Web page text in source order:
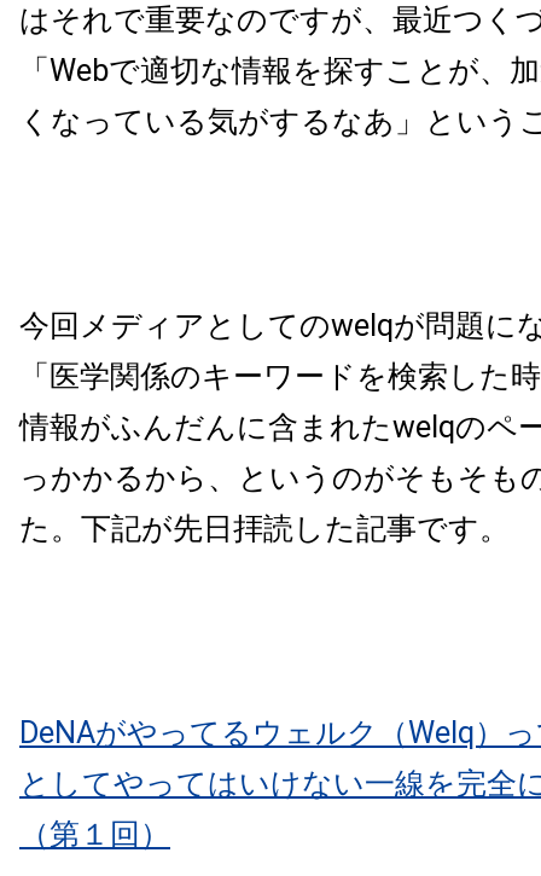
はそれで重要なのですが、最近つく
「Webで適切な情報を探すことが、
くなっている気がするなあ」という
今回メディアとしてのwelqが問題に
「医学関係のキーワードを検索した
情報がふんだんに含まれたwelqのペ
っかかるから、というのがそもそも
た。下記が先日拝読した記事です。
DeNAがやってるウェルク（Welq）
としてやってはいけない一線を完全
（第１回）